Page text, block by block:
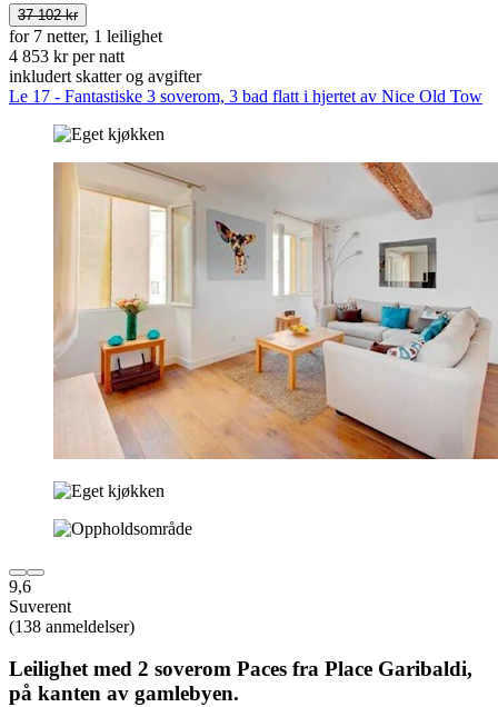
37 102 kr
for 7 netter, 1 leilighet
4 853 kr per natt
inkludert skatter og avgifter
Le 17 - Fantastiske 3 soverom, 3 bad flatt i hjertet av Nice Old Tow
9,6
Suverent
(138 anmeldelser)
Leilighet med 2 soverom Paces fra Place Garibaldi,
på kanten av gamlebyen.